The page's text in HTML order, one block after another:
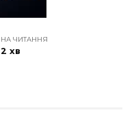
НА ЧИТАННЯ
2 хв